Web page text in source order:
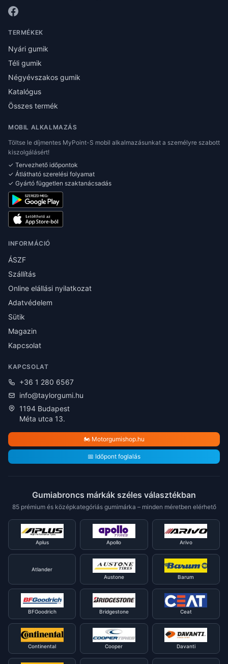
TERMÉKEK
Nyári gumik
Téli gumik
Négyévszakos gumik
Katalógus
Összes termék
MOBIL ALKALMAZÁS
Töltse le díjmentes MyPoint-S mobil alkalmazásunkat a személyre szabott
kiszolgálásért!
✓ Tervezhető időpontok
✓ Átlátható szerelési folyamat
✓ Gyártó független szaktanácsadás
INFORMÁCIÓ
ÁSZF
Szállítás
Online elállási nyilatkozat
Adatvédelem
Sütik
Magazin
Kapcsolat
KAPCSOLAT
+36 1 280 6567
info@taylorgumi.hu
1194 Budapest
Méta utca 13.
🏍️ Motorgumishop.hu
📅 Időpont foglalás
Gumiabroncs márkák széles választékban
85 prémium és középkategóriás gumimárka – minden méretben elérhető
Aplus Apollo Arivo
Atlander
Austone
Barum
BFGoodrich Bridgestone Ceat
Continental Cooper Davanti